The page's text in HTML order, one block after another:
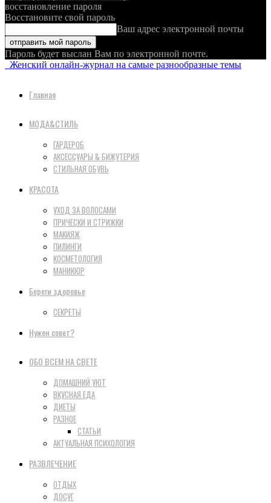
восстановление пароля
Восстановите свой пароль
Ваш адрес электронной почты
Пароль будет выслан Вам по электронной почте.
Женский онлайн-журнал на самые разнообразные темы
Главная
МОДА&СТИЛЬ
ГАРДЕРОБ
АКСЕССУАРЫ & БИЖУТЕРИЯ
СТИЛЬНАЯ ОБУВЬ
КРАСОТА
УХОД ЗА ВОЛОСАМИ
ПРИЧЕСКИ И СТРИЖКИ
МАКИЯЖ
ПИЛИНГИ
КОСМЕТОЛОГИЯ
МАНИКЮР
Береги здоровье
СЕКРЕТЫ
Нужен совет?
ОБО ВСЕМ НА СВЕТЕ
ДОМАШНИЙ УЮТ
ВКУСНАЯ ЕДА
ДИЕТЫ
РАЗНОЕ
СТАТЬИ
АКТУАЛЬНАЯ ПСИХОЛОГИЯ
РАЗВЛЕЧЕНИЕ
ОТДЫХ
ДОСУГ